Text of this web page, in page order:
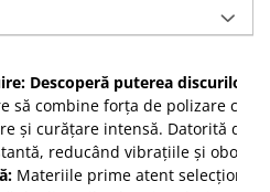
Descoperă puterea discurilor
să combine forța de polizare cu
și curățare intensă. Datorită
reducând vibrațiile și
Materiile prime atent